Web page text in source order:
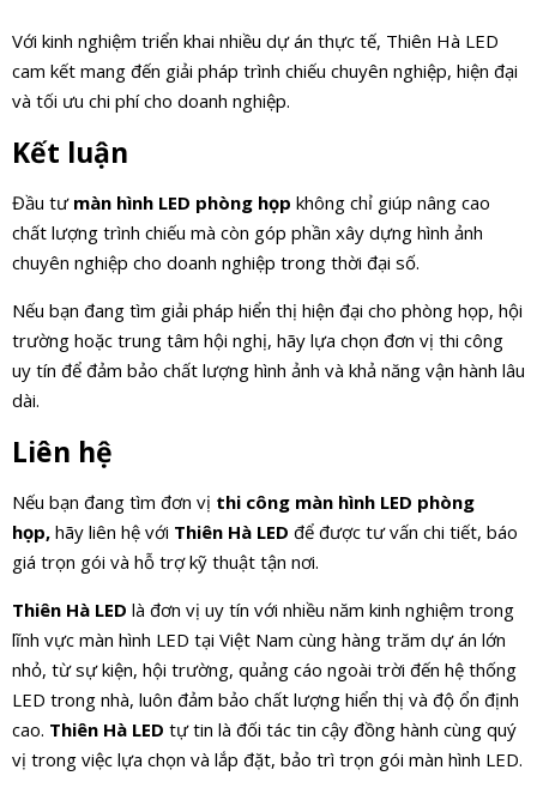
Với kinh nghiệm triển khai nhiều dự án thực tế, Thiên Hà LED
cam kết mang đến giải pháp trình chiếu chuyên nghiệp, hiện đại
và tối ưu chi phí cho doanh nghiệp.
Kết luận
Đầu tư màn hình LED phòng họp không chỉ giúp nâng cao
chất lượng trình chiếu mà còn góp phần xây dựng hình ảnh
chuyên nghiệp cho doanh nghiệp trong thời đại số.
Nếu bạn đang tìm giải pháp hiển thị hiện đại cho phòng họp, hội
trường hoặc trung tâm hội nghị, hãy lựa chọn đơn vị thi công
uy tín để đảm bảo chất lượng hình ảnh và khả năng vận hành lâu
dài.
Liên hệ
Nếu bạn đang tìm đơn vị thi công màn hình LED phòng
họp, hãy liên hệ với Thiên Hà LED để được tư vấn chi tiết, báo
giá trọn gói và hỗ trợ kỹ thuật tận nơi.
Thiên Hà LED là đơn vị uy tín với nhiều năm kinh nghiệm trong
lĩnh vực màn hình LED tại Việt Nam cùng hàng trăm dự án lớn
nhỏ, từ sự kiện, hội trường, quảng cáo ngoài trời đến hệ thống
LED trong nhà, luôn đảm bảo chất lượng hiển thị và độ ổn định
cao. Thiên Hà LED tự tin là đối tác tin cậy đồng hành cùng quý
vị trong việc lựa chọn và lắp đặt, bảo trì trọn gói màn hình LED.